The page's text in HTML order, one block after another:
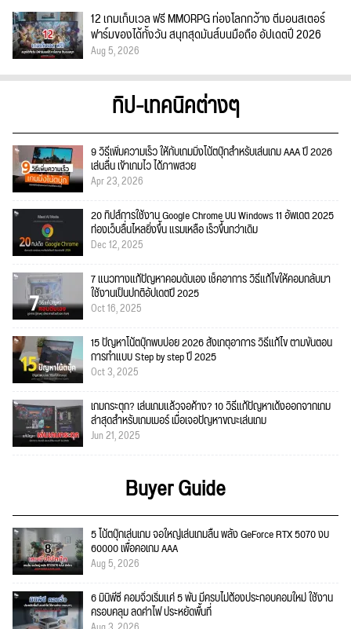
12 เกมเก็บเวล ฟรี MMORPG ท่องโลกกว้าง ตีมอนสเตอร์
ฟาร์มของได้ทั้งวัน สนุกสุดมันส์บนมือถือ อัปเดตปี 2026
Aug 5, 2026
ทิป-เทคนิคต่างๆ
9 วิธีเพิ่มความเร็ว ให้กับเกมมิ่งโน้ตบุ๊กสำหรับเล่นเกม AAA ปี 2026
เล่นลื่น เข้าเกมไว ได้ภาพสวย
Apr 23, 2026
20 ทิปส์การใช้งาน Google Chrome บน Windows 11 อัพเดต 2025
ท่องเว็บลื่นไหลยิ่งขึ้น แรมเหลือ เร็วขึ้นกว่าเดิม
Dec 12, 2025
7 แนวทางแก้ปัญหาคอมดับเอง เช็คอาการ วิธีแก้ไขให้คอมกลับมา
ใช้งานเป็นปกติอัปเดตปี 2025
Oct 16, 2025
15 ปัญหาโน้ตบุ๊กพบบ่อย 2026 สังเกตุอาการ วิธีแก้ไข ตามขั้นตอน
การทำแบบ Step by step ปี 2025
Oct 3, 2025
เกมกระตุก? เล่นเกมแล้วจอค้าง? 10 วิธีแก้ปัญหาเด้งออกจากเกม
ล่าสุดสำหรับเกมเมอร์ เมื่อเจอปัญหาขณะเล่นเกม
Jun 21, 2025
Buyer Guide
5 โน้ตบุ๊กเล่นเกม จอใหญ่เล่นเกมลื่น พลัง GeForce RTX 5070 งบ
60000 เพื่อคอเกม AAA
Aug 5, 2026
6 มินิพีซี คอมจิ๋วเริ่มแค่ 5 พัน มีครบไม่ต้องประกอบคอมใหม่ ใช้งาน
ครอบคลุม ลดค่าไฟ ประหยัดพื้นที่